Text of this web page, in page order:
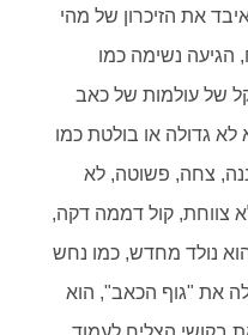
את הזיכרון של מהי
נשימה כמו
של עולמות של כאב
גדולה או בולטת כמו
צחה, פשוטה, לא
צווחת, קול דממה דקה,
נולד מחדש, כמו נחש
את "גוף הכאב", הוא